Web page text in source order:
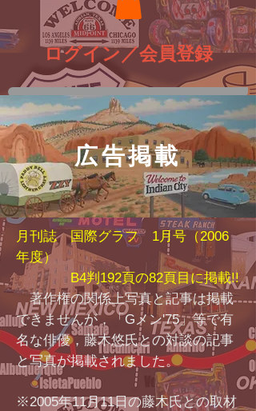
ログイン／会員登録
広告掲載
月刊誌 国際グラフ 1月号（2006
年度）
B4判192頁の82頁目に掲載!!
著作権の関係上写真と記事は掲載
できませんが，「Gメン'75」等で有
名な俳優，藤木悠氏との対談の記事
と写真が掲載されました。
※2005年11月11日の藤木氏との取材